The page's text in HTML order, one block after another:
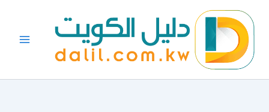
المحتوى